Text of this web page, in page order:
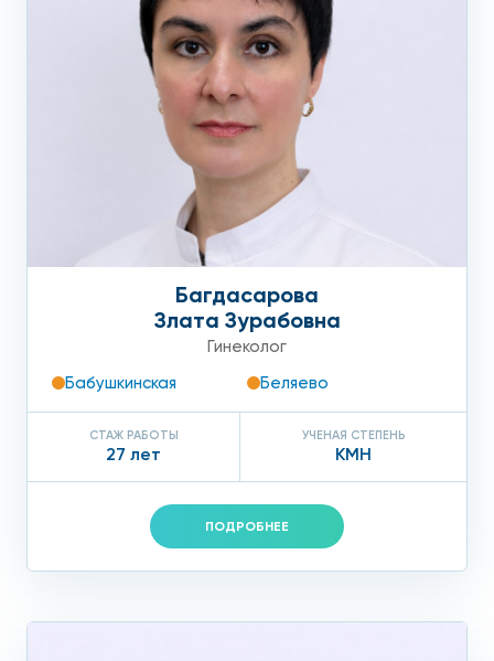
Багдасарова
Злата Зурабовна
Гинеколог
Бабушкинская
Беляево
СТАЖ РАБОТЫ
27 лет
УЧЕНАЯ СТЕПЕНЬ
КМН
ПОДРОБНЕЕ